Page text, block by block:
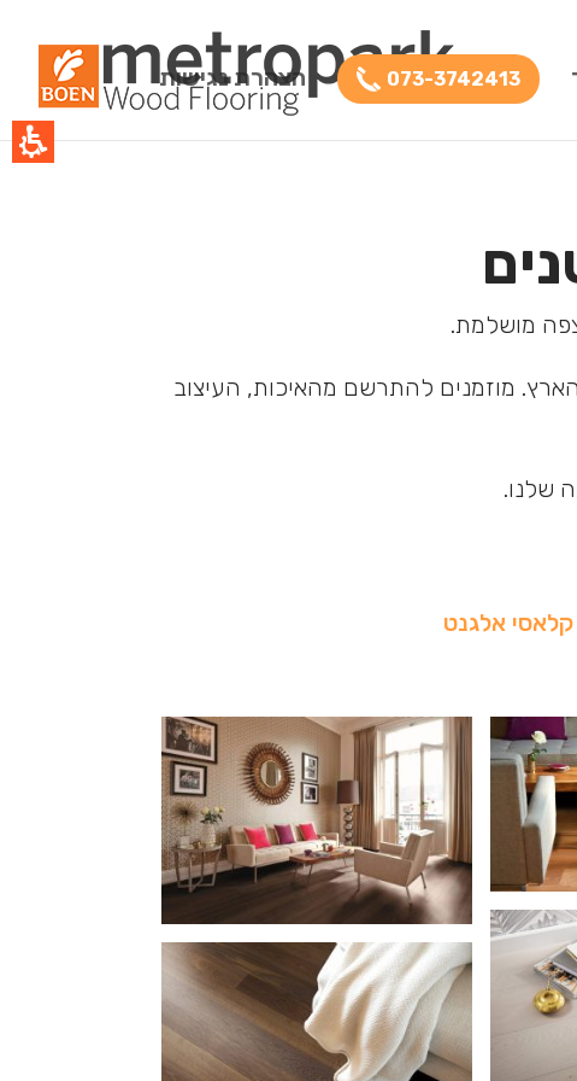
073-3742413 הצהרת נגישות
מושלמת.
מוזמנים להתרשם מהאיכות, העיצוב
שלנו.
קלאסי אלגנט